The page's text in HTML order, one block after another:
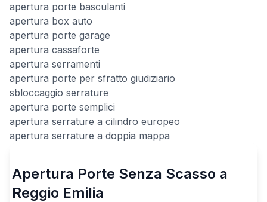
apertura porte basculanti
apertura box auto
apertura porte garage
apertura cassaforte
apertura serramenti
apertura porte per sfratto giudiziario
sbloccaggio serrature
apertura porte semplici
apertura serrature a cilindro europeo
apertura serrature a doppia mappa
Apertura Porte Senza Scasso a
Reggio Emilia